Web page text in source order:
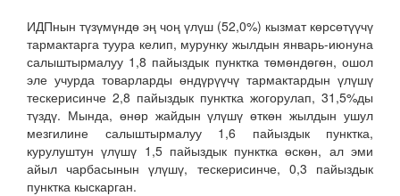
ИДПнын түзүмүндө эң чоң үлүш (52,0%) кызмат көрсөтүүчү
тармактарга туура келип, мурунку жылдын январь-июнуна
салыштырмалуу 1,8 пайыздык пунктка тѳмѳндѳгѳн, ошол
эле учурда товарларды өндүрүүчү тармактардын үлүшү
тескерисинче 2,8 пайыздык пунктка жогорулап, 31,5%ды
түздү. Мында, өнөр жайдын үлүшү өткөн жылдын ушул
мезгилине салыштырмалуу 1,6 пайыздык пунктка,
курулуштун үлүшү 1,5 пайыздык пунктка өскөн, ал эми
айыл чарбасынын үлүшү, тескерисинче, 0,3 пайыздык
пунктка кыскарган.